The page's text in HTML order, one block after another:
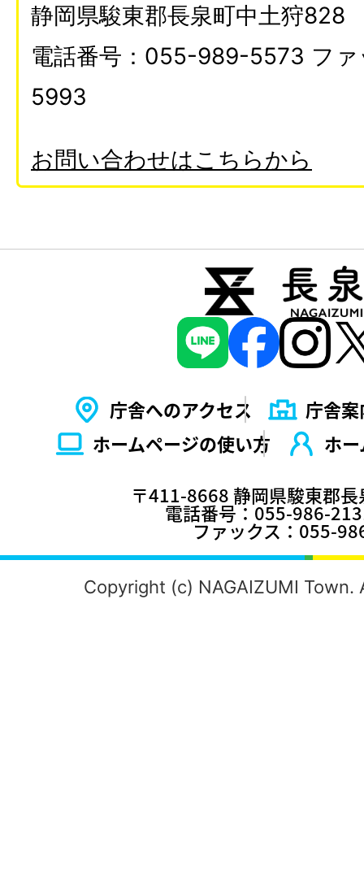
静岡県駿東郡長泉町中土狩828
電話番号：055-989-5573 フ
5993
お問い合わせはこちらから
庁舎へのアクセス
庁舎案
ホームページの使い⽅
ホ
〒411-8668 静岡県駿東郡
電話番号：055-986-
ファックス：055-
Copyright (c) NAGAIZUMI Town.